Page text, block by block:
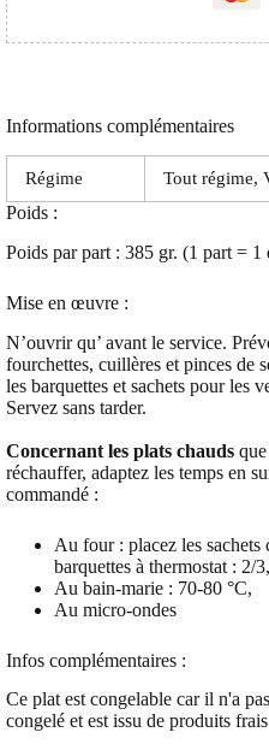
Informations complémentaires
Régime Tout régime,
Poids :
Poids par part : 385 gr. (1 part = 1
Mise en œuvre :
N’ouvrir qu’ avant le service.
fourchettes, cuillères et pinces de
les barquettes et sachets pour les
Servez sans tarder.
Concernant les plats chauds
réchauffer, adaptez les temps en
commandé :
Au four : placez les sachets
barquettes à thermostat : 2/3,
Au bain-marie : 70-80 °C,
Au micro-ondes
Infos complémentaires :
Ce plat est congelable car il n'a
congelé et est issu de produits